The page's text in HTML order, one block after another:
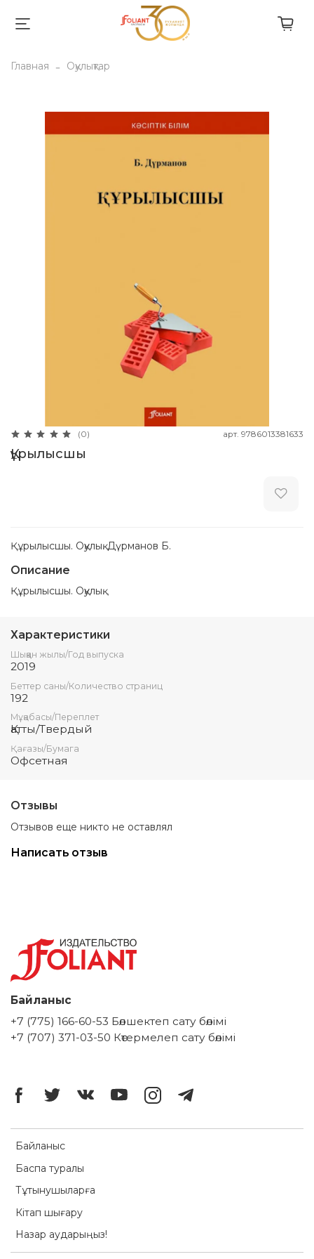
Главная Оқулықтар
(0) арт. 9786013381633
Құрылысшы
Құрылысшы. Оқулық. Дүрманов Б.
Описание
Құрылысшы. Оқулық.
Характеристики
Шыққан жылы/Год выпуска
2019
Беттер саны/Количество страниц
192
Мұқабасы/Переплет
Қатты/Твердый
Қағазы/Бумага
Офсетная
Отзывы
Отзывов еще никто не оставлял
Написать отзыв
Байланыс
Баспа туралы
Тұтынушыларға
Кітап шығару
Назар аударыңыз!
Байланыс
+7 (775) 166-60-53 Бөлшектеп сату бөлімі
+7 (707) 371-03-50 Көтермелеп сату бөлімі